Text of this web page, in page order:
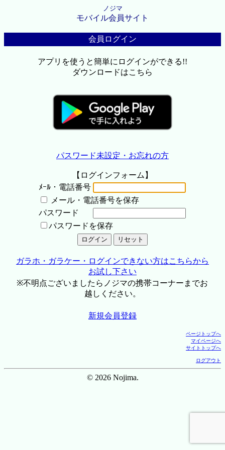
ノジマ
モバイル会員サイト
会員ログイン
アプリを使うと簡単にログインができる!!
ダウンロードはこちら
パスワード未設定・お忘れの方
【ログインフォーム】
ﾒｰﾙ・電話番号
メール・電話番号を保存
パスワード
パスワードを保存
ガラホ・ガラケー・ログインできない方はこちらから
お試し下さい
※不明点ございましたらノジマの携帯コーナーまでお
越しください。
新規会員登録
ページトップへ
マイページへ
サイトトップへ
ログアウト
© 2026 Nojima.